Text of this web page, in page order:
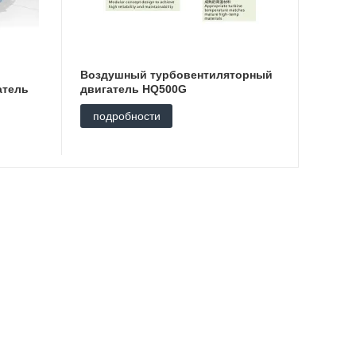
Воздушный турбовентиляторный
двигатель HQ500G
подробности